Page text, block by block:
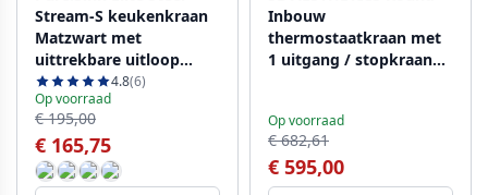
Stream-S keukenkraan
Matzwart met
uittrekbare uitloop
PS8045-104.8(6)
Op voorraad
€ 195,00
€ 165,75
Inbouw
thermostaatkraan met
1 uitgang / stopkraan
Op voorraad
€ 682,61
€ 595,00